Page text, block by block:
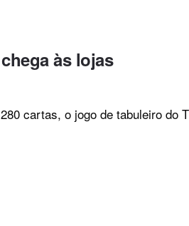
às lojas
cartas, o jogo de tabuleiro do